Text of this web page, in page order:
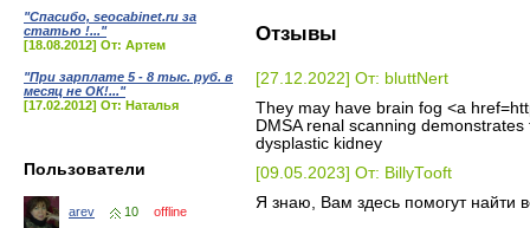
"Спасибо, seocabinet.ru за
статью !..."
[18.08.2012] От: Артем
"При зарплате 5 - 8 тыс. руб. в
месяц не ОК!..."
[17.02.2012] От: Наталья
Пользователи
arev 10 offline
Отзывы
[27.12.2022] От: bluttNert
They may have brain fog <a
DMSA renal scanning
dysplastic kidney
[09.05.2023] От: BillyTooft
Я знаю, Вам здесь помогут найти